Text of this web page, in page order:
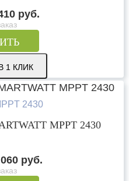
руб.
1 КЛИК
2430
MPPT 2430
руб.